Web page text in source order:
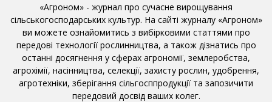
«Агроном» - журнал про сучасне вирощування
сільськогосподарських культур. На сайті журналу «Агроном»
ви можете ознайомитись з вибірковими статтями про
передові технології рослинництва, а також дізнатись про
останні досягнення у сферах агрономії, землеробства,
агрохімії, насінництва, селекції, захисту рослин, удобрення,
агротехніки, зберігання сільгосппродукції та запозичити
передовий досвід ваших колег.